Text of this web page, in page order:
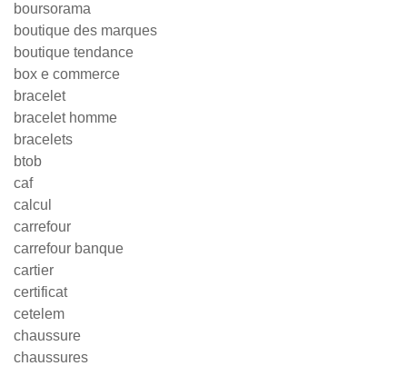
boursorama
boutique des marques
boutique tendance
box e commerce
bracelet
bracelet homme
bracelets
btob
caf
calcul
carrefour
carrefour banque
cartier
certificat
cetelem
chaussure
chaussures